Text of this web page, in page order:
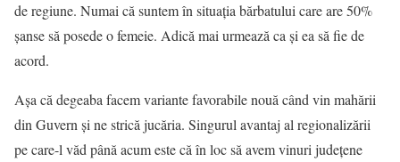
de regiune. Numai că suntem în situaţia bărbatului care are 50%
şanse să posede o femeie. Adică mai urmează ca şi ea să fie de
acord.
Aşa că degeaba facem variante favorabile nouă când vin mahării
din Guvern şi ne strică jucăria. Singurul avantaj al regionalizării
pe care-l văd până acum este că în loc să avem vinuri judeţene